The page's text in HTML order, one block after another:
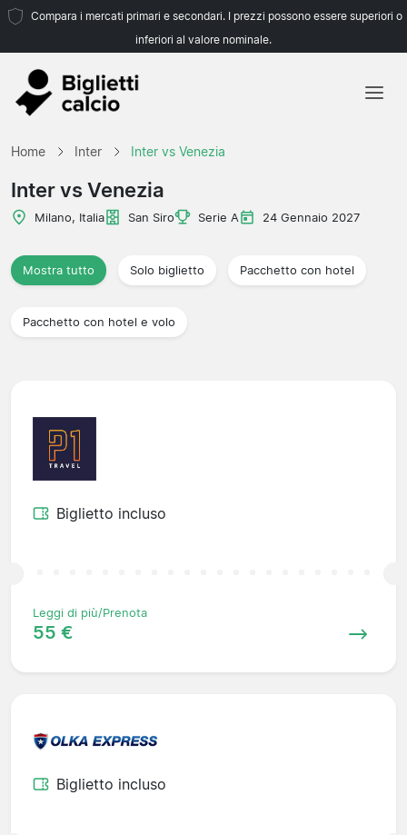
Compara i mercati primari e secondari. I prezzi possono essere superiori o
inferiori al valore nominale.
Home Inter Inter vs Venezia
Inter vs Venezia
Milano, Italia San Siro Serie A 24 Gennaio 2027
Mostra tutto Solo biglietto Pacchetto con hotel
Pacchetto con hotel e volo
Biglietto incluso
Leggi di più/Prenota
55 €
Biglietto incluso